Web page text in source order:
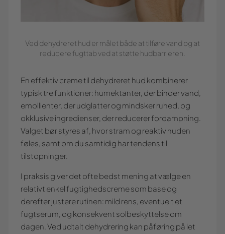
Ved dehydreret hud er målet både at tilføre vand og at
reducere fugttab ved at støtte hudbarrieren.
En effektiv creme til dehydreret hud kombinerer
typisk tre funktioner: humektanter, der binder vand,
emollienter, der udglatter og mindsker ruhed, og
okklusive ingredienser, der reducerer fordampning.
Valget bør styres af, hvor stram og reaktiv huden
føles, samt om du samtidig har tendens til
tilstopninger.
I praksis giver det ofte bedst mening at vælge en
relativt enkel fugtighedscreme som base og
derefter justere rutinen: mild rens, eventuelt et
fugtserum, og konsekvent solbeskyttelse om
dagen. Ved udtalt dehydrering kan påføring på let